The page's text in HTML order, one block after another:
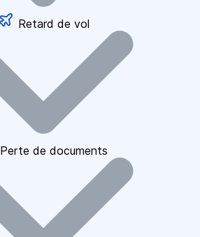
Retard de vol
Perte de documents